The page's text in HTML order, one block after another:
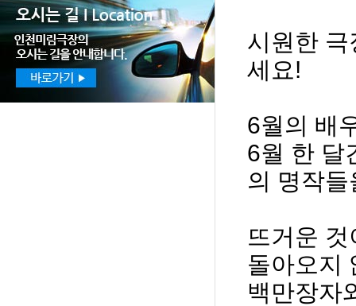
시원한
세요 !
6월의 배
6월 한 달
의 명작
뜨거운
돌아오지
백만장자